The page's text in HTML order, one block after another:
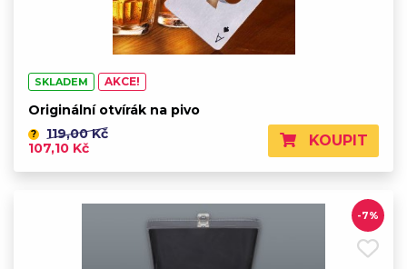
SKLADEM AKCE!
Originální otvírák na pivo
?
119,00 Kč
107,10 Kč
KOUPIT
-7%